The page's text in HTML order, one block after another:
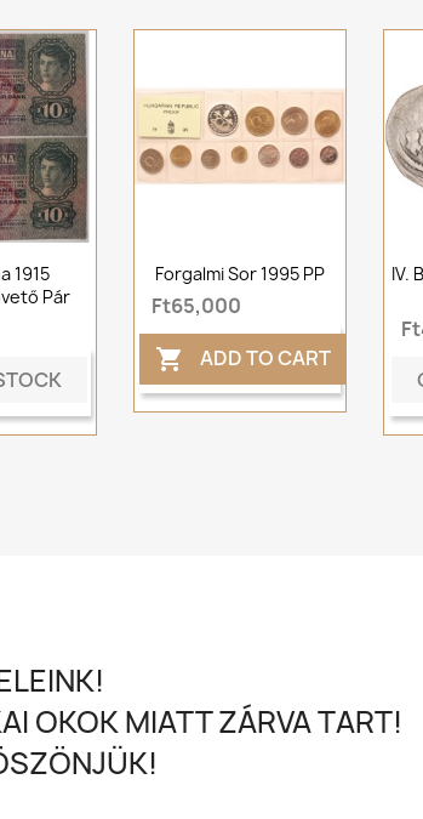
1915
Pár
Forgalmi Sor 1995 PP
Ft65,000
 ADD TO CART
IV.
OKOK MIATT ZÁRVA TART!